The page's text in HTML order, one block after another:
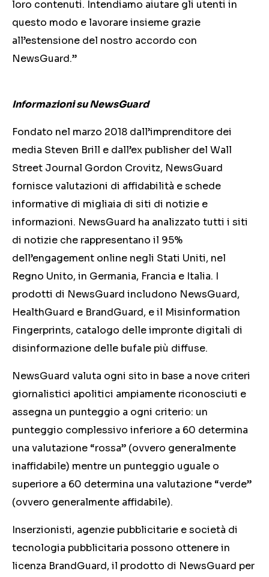
loro contenuti. Intendiamo aiutare gli utenti in
questo modo e lavorare insieme grazie
all’estensione del nostro accordo con
NewsGuard.”
Informazioni su NewsGuard
Fondato nel marzo 2018 dall’imprenditore dei
media Steven Brill e dall’ex publisher del Wall
Street Journal Gordon Crovitz, NewsGuard
fornisce valutazioni di affidabilità e schede
informative di migliaia di siti di notizie e
informazioni. NewsGuard ha analizzato tutti i siti
di notizie che rappresentano il 95%
dell’engagement online negli Stati Uniti, nel
Regno Unito, in Germania, Francia e Italia. I
prodotti di NewsGuard includono NewsGuard,
HealthGuard e BrandGuard, e il Misinformation
Fingerprints, catalogo delle impronte digitali di
disinformazione delle bufale più diffuse.
NewsGuard valuta ogni sito in base a nove criteri
giornalistici apolitici ampiamente riconosciuti e
assegna un punteggio a ogni criterio: un
punteggio complessivo inferiore a 60 determina
una valutazione “rossa” (ovvero generalmente
inaffidabile) mentre un punteggio uguale o
superiore a 60 determina una valutazione “verde”
(ovvero generalmente affidabile).
Inserzionisti, agenzie pubblicitarie e società di
tecnologia pubblicitaria possono ottenere in
licenza BrandGuard, il prodotto di NewsGuard per